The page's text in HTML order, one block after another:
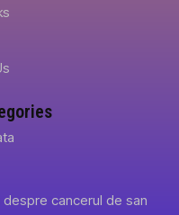
despre cancerul de san